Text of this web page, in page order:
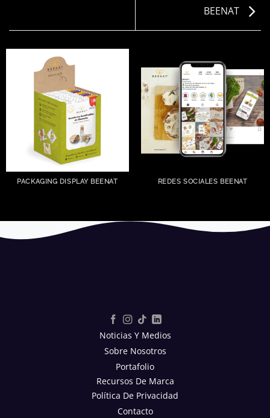
BEENAT
PACKAGING DISPLAY BEENAT REDES SOCIALES BEENAT
Noticias Y Medios
Sobre Nosotros
Portafolio
Recursos De Marca
Política De Privacidad
Contacto